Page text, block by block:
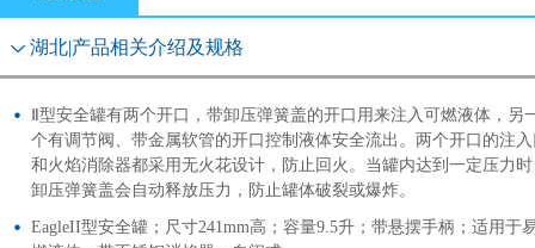
湖北|产品相关介绍及规格
Ⅱ型安全罐有两个开口，带卸压弹簧盖的开口用来注入可燃液体，另
个有调节阀、带金属软管的开口控制液体安全流出。两个开口的注
和火焰消除器都采用无火花设计，防止回火。当罐内达到一定压力
卸压弹簧盖会自动释放压力，防止罐体破裂或爆炸。
EagleII型安全罐；尺寸241mm高；容量9.5升；带悬摆手柄；适用于